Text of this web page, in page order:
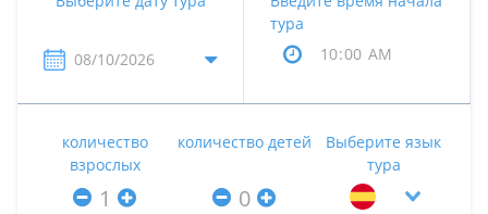
тура
количество
взрослых
количество детей
Выберите язык
тура